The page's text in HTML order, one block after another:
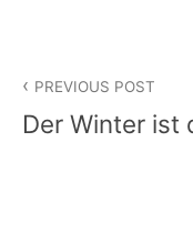
PREVIOUS POST
Der Winter ist